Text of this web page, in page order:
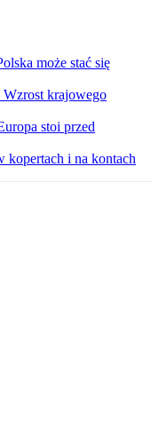
może stać się
krajowego
stoi przed
i na kontach